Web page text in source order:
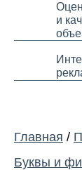
и
Главная /
Буквы и